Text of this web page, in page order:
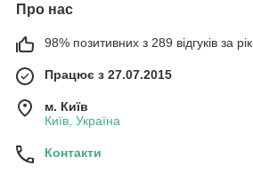
Про нас
98% позитивних з 289 відгуків за рік
Працює з 27.07.2015
м. Київ
Київ, Україна
Контакти